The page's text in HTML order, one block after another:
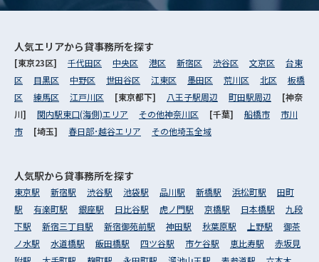
人気エリアから貸事務所を探す
[東京23区] 千代田区 中央区 港区 新宿区 渋谷区 文京区
台東
区
目黒区 中野区 世田谷区 江東区 墨田区 荒川区 北区
板橋
区
練馬区 江戸川区 [東京都下] 八王子駅周辺 町田駅周辺
[神奈
川] 関内駅東口(海側)エリア その他神奈川区 [千葉] 船橋市
市川
市
[埼玉] 春日部･越谷エリア その他埼玉全域
人気駅から貸事務所を探す
東京駅 新宿駅 渋谷駅 池袋駅 品川駅 新橋駅 浜松町駅
田町
駅
有楽町駅 銀座駅 日比谷駅 虎ノ門駅 京橋駅 日本橋駅
九段
下駅
新宿三丁目駅 新宿御苑前駅 神田駅 秋葉原駅 上野駅
御茶
ノ水駅
水道橋駅 飯田橋駅 四ツ谷駅 市ケ谷駅 恵比寿駅
赤坂見